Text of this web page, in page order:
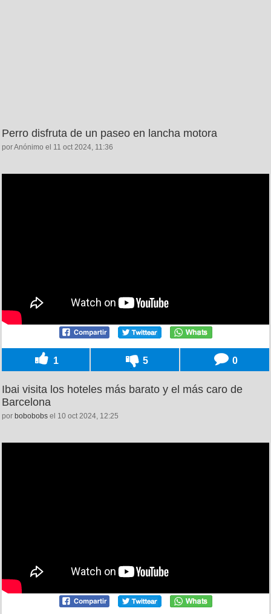
Perro disfruta de un paseo en lancha motora
por Anónimo el 11 oct 2024, 11:36
1 5 0
Ibai visita los hoteles más barato y el más caro de
Barcelona
por bobobobs el 10 oct 2024, 12:25